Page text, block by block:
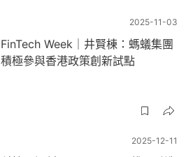
2025-11-03
FinTech Week｜井賢棟：螞蟻集團
積極參與香港政策創新試點
2025-12-11